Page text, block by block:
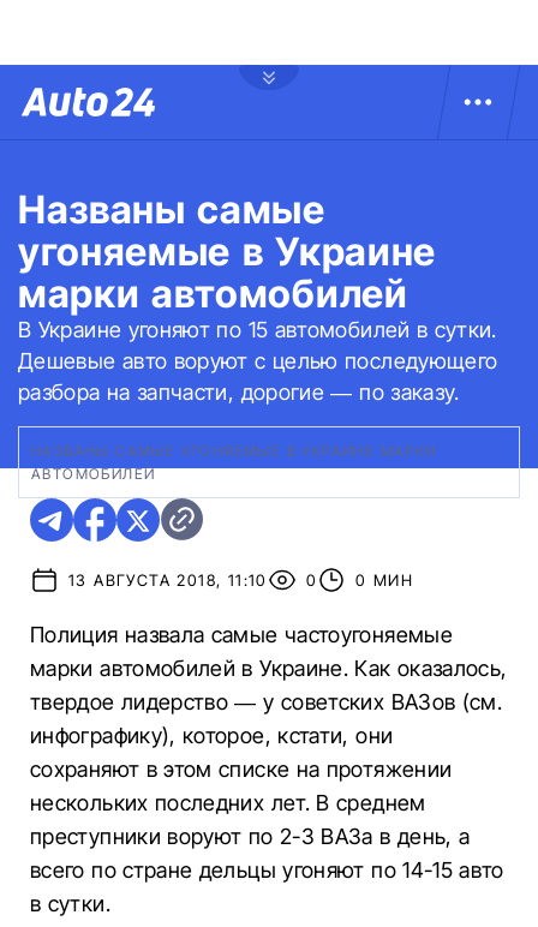
Названы самые
угоняемые в Украине
марки автомобилей
В Украине угоняют по 15 автомобилей в сутки.
Дешевые авто воруют с целью последующего
разбора на запчасти, дорогие — по заказу.
НАЗВАНЫ САМЫЕ УГОНЯЕМЫЕ В УКРАИНЕ МАРКИ
АВТОМОБИЛЕЙ
13 АВГУСТА 2018, 11:10 0 0 МИН
Полиция назвала самые частоугоняемые
марки автомобилей в Украине. Как оказалось,
твердое лидерство — у советских ВАЗов (см.
инфографику), которое, кстати, они
сохраняют в этом списке на протяжении
нескольких последних лет. В среднем
преступники воруют по 2-3 ВАЗа в день, а
всего по стране дельцы угоняют по 14-15 авто
в сутки.